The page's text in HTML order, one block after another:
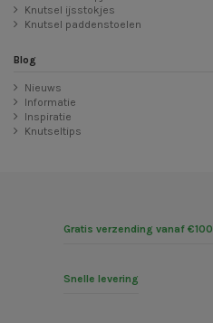
Knutsel ijsstokjes
Knutsel paddenstoelen
Blog
Nieuws
Informatie
Inspiratie
Knutseltips
Gratis verzending vanaf
Snelle levering